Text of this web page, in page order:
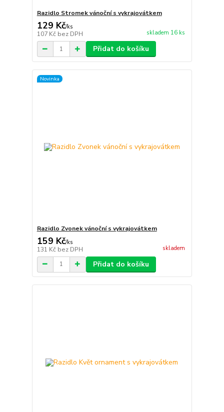
Razidlo Stromek vánoční s vykrajovátkem
129 Kč/ks
107 Kč bez DPH skladem 16 ks
Přidat do košíku
Novinka
Razidlo Zvonek vánoční s vykrajovátkem
159 Kč/ks
131 Kč bez DPH skladem
Přidat do košíku